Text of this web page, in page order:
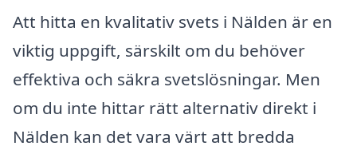
Att hitta en kvalitativ svets i Nälden är en
viktig uppgift, särskilt om du behöver
effektiva och säkra svetslösningar. Men
om du inte hittar rätt alternativ direkt i
Nälden kan det vara värt att bredda